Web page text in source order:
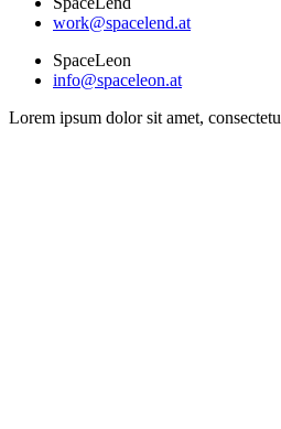
work@spacelend.at
SpaceLeon
info@spaceleon.at
Lorem ipsum dolor sit amet,